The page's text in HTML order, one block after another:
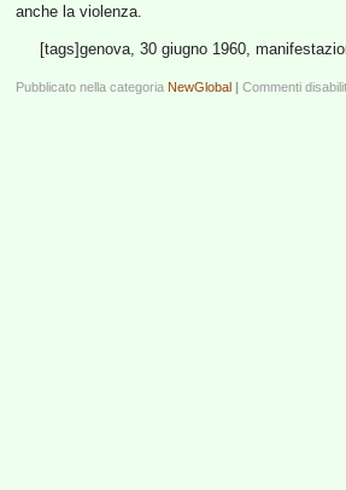
anche la violenza.
[tags]genova, 30 giugno 1960,
Pubblicato nella categoria NewGlobal | Commenti